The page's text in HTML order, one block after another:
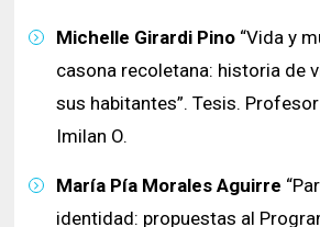
Michelle Girardi Pino “Vida y
casona recoletana: historia de
sus habitantes”. Tesis.
Imilan O.
María Pía Morales Aguirre
identidad: propuestas al